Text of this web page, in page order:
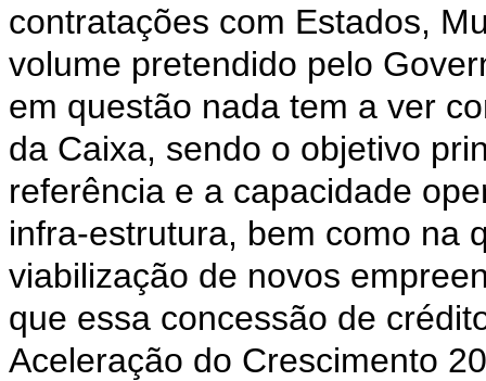
contratações com Estados,
volume pretendido pelo
em questão nada tem a ver
da Caixa, sendo o objetivo
referência e a capacidade
infra-estrutura, bem como na
viabilização de novos
que essa concessão de
Aceleração do Crescimento